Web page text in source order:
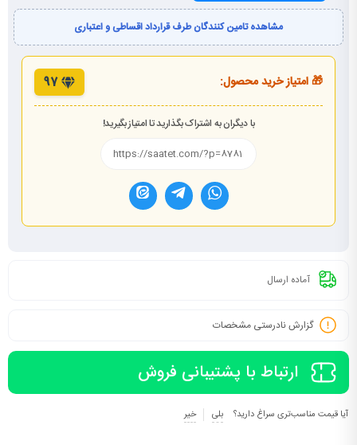
مشاهده تامین کنندگان طرف قرارداد اقساطی و اعتباری
🎁 امتیاز خرید محصول: 97
با دیگران به اشتراک بگذارید تا امتیاز بگیرید!
آماده ارسال
گزارش نادرستی مشخصات
ارتباط با پشتیبانی فروش
آیا قیمت مناسب‌تری سراغ دارید؟ بلی خیر